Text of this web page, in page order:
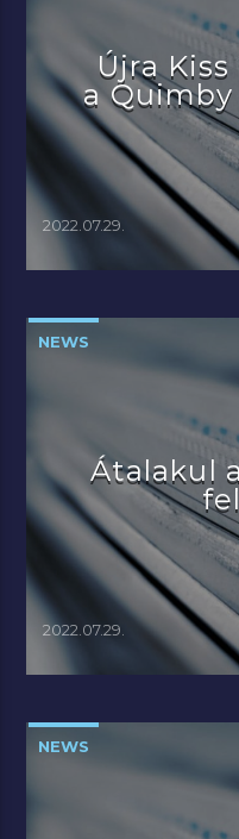
Újra
a
2022.07.29.
NEWS
Átalakul
2022.07.29.
NEWS